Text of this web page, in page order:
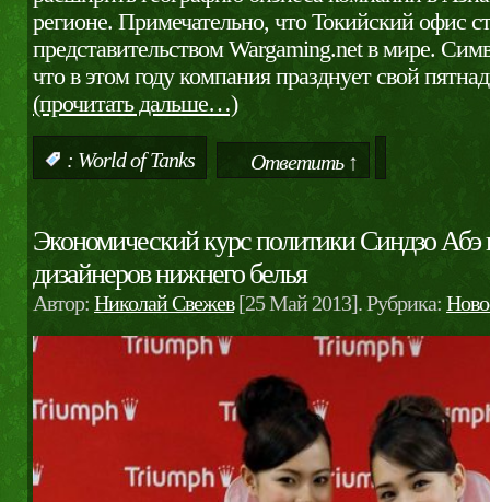
регионе. Примечательно, что Токийский офис
представительством Wargaming.net в мире.
что в этом году компания празднует свой
(прочитать дальше…)
: World of Tanks Ответить ↑
Экономический курс политики Синдзо Абэ
дизайнеров нижнего белья
Автор: Николай Свежев[25 Май 2013]. Рубрика: